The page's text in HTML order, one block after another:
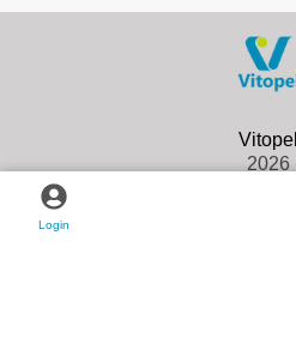
Login
2026